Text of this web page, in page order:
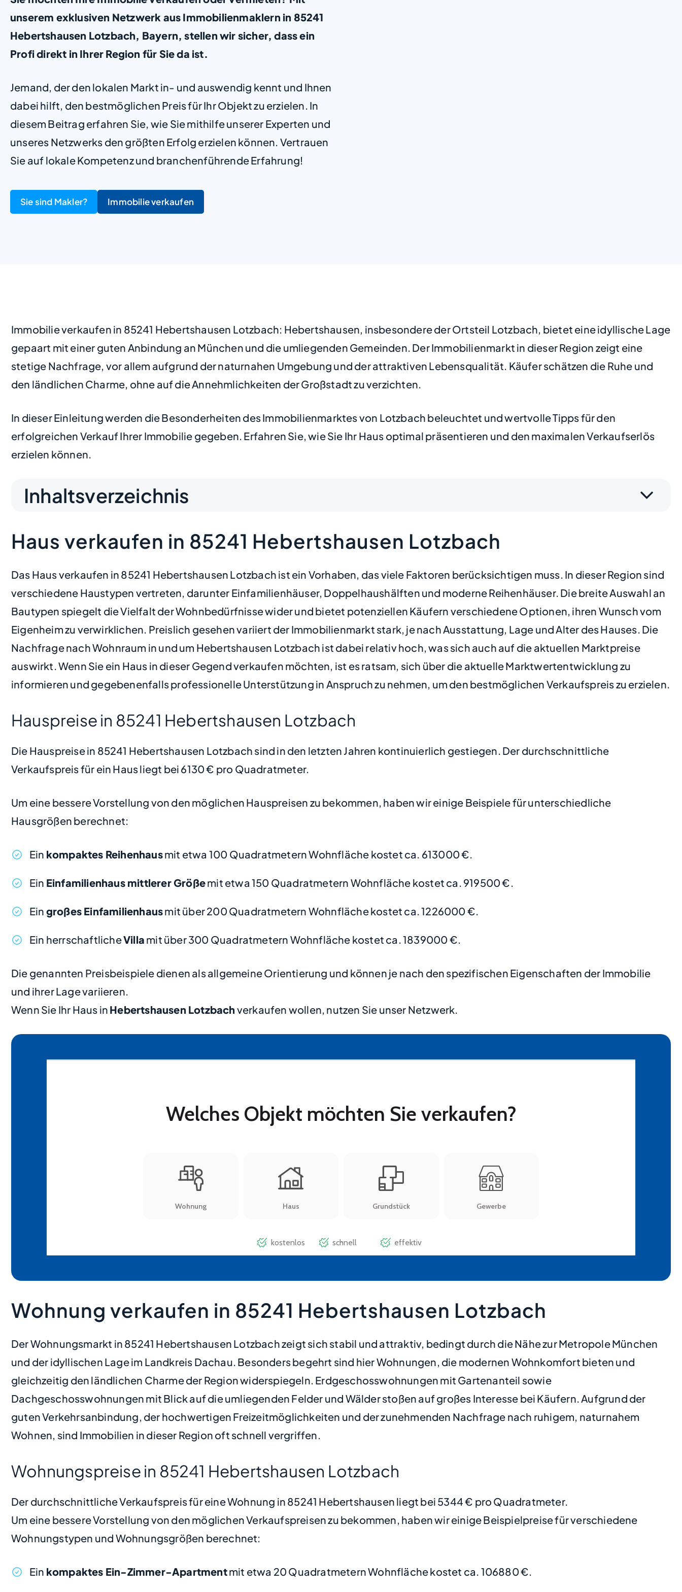
unserem exklusiven Netzwerk aus Immobilienmaklern in 85241
Hebertshausen Lotzbach, Bayern, stellen wir sicher, dass ein
Profi direkt in Ihrer Region für Sie da ist.
Jemand, der den lokalen Markt in- und auswendig kennt und Ihnen
dabei hilft, den bestmöglichen Preis für Ihr Objekt zu erzielen. In
diesem Beitrag erfahren Sie, wie Sie mithilfe unserer Experten und
unseres Netzwerks den größten Erfolg erzielen können. Vertrauen
Sie auf lokale Kompetenz und branchenführende Erfahrung!
Sie sind Makler? Immobilie verkaufen
Immobilie verkaufen in 85241 Hebertshausen Lotzbach: Hebertshausen, insbesondere der Ortsteil Lotzbach, bietet eine idyllische Lage
gepaart mit einer guten Anbindung an München und die umliegenden Gemeinden. Der Immobilienmarkt in dieser Region zeigt eine
stetige Nachfrage, vor allem aufgrund der naturnahen Umgebung und der attraktiven Lebensqualität. Käufer schätzen die Ruhe und
den ländlichen Charme, ohne auf die Annehmlichkeiten der Großstadt zu verzichten.
In dieser Einleitung werden die Besonderheiten des Immobilienmarktes von Lotzbach beleuchtet und wertvolle Tipps für den
erfolgreichen Verkauf Ihrer Immobilie gegeben. Erfahren Sie, wie Sie Ihr Haus optimal präsentieren und den maximalen Verkaufserlös
erzielen können.
Inhaltsverzeichnis
Haus verkaufen in 85241 Hebertshausen Lotzbach
Das Haus verkaufen in 85241 Hebertshausen Lotzbach ist ein Vorhaben, das viele Faktoren berücksichtigen muss. In dieser Region sind
verschiedene Haustypen vertreten, darunter Einfamilienhäuser, Doppelhaushälften und moderne Reihenhäuser. Die breite Auswahl an
Bautypen spiegelt die Vielfalt der Wohnbedürfnisse wider und bietet potenziellen Käufern verschiedene Optionen, ihren Wunsch vom
Eigenheim zu verwirklichen. Preislich gesehen variiert der Immobilienmarkt stark, je nach Ausstattung, Lage und Alter des Hauses. Die
Nachfrage nach Wohnraum in und um Hebertshausen Lotzbach ist dabei relativ hoch, was sich auch auf die aktuellen Marktpreise
auswirkt. Wenn Sie ein Haus in dieser Gegend verkaufen möchten, ist es ratsam, sich über die aktuelle Marktwertentwicklung zu
informieren und gegebenenfalls professionelle Unterstützung in Anspruch zu nehmen, um den bestmöglichen Verkaufspreis zu erzielen.
Hauspreise in 85241 Hebertshausen Lotzbach
Die Hauspreise in 85241 Hebertshausen Lotzbach sind in den letzten Jahren kontinuierlich gestiegen. Der durchschnittliche
Verkaufspreis für ein Haus liegt bei 6130 € pro Quadratmeter.
Um eine bessere Vorstellung von den möglichen Hauspreisen zu bekommen, haben wir einige Beispiele für unterschiedliche
Hausgrößen berechnet:
Ein kompaktes Reihenhausmit etwa 100 Quadratmetern Wohnfläche kostet ca. 613000 €.
Ein Einfamilienhaus mittlerer Größemit etwa 150 Quadratmetern Wohnfläche kostet ca. 919500 €.
Ein großes Einfamilienhausmit über 200 Quadratmetern Wohnfläche kostet ca. 1226000 €.
Ein herrschaftlicheVilla mit über 300 Quadratmetern Wohnfläche kostet ca. 1839000 €.
Die genannten Preisbeispiele dienen als allgemeine Orientierung und können je nach den spezifischen Eigenschaften der Immobilie
und ihrer Lage variieren.
Wenn Sie Ihr Haus in Hebertshausen Lotzbach verkaufen wollen, nutzen Sie unser Netzwerk.
Wohnung verkaufen in 85241 Hebertshausen Lotzbach
Der Wohnungsmarkt in 85241 Hebertshausen Lotzbach zeigt sich stabil und attraktiv, bedingt durch die Nähe zur Metropole München
und der idyllischen Lage im Landkreis Dachau. Besonders begehrt sind hier Wohnungen, die modernen Wohnkomfort bieten und
gleichzeitig den ländlichen Charme der Region widerspiegeln. Erdgeschosswohnungen mit Gartenanteil sowie
Dachgeschosswohnungen mit Blick auf die umliegenden Felder und Wälder stoßen auf großes Interesse bei Käufern. Aufgrund der
guten Verkehrsanbindung, der hochwertigen Freizeitmöglichkeiten und der zunehmenden Nachfrage nach ruhigem, naturnahem
Wohnen, sind Immobilien in dieser Region oft schnell vergriffen.
Wohnungspreise in 85241 Hebertshausen Lotzbach
Der durchschnittliche Verkaufspreis für eine Wohnung in 85241 Hebertshausen liegt bei 5344 € pro Quadratmeter.
Um eine bessere Vorstellung von den möglichen Verkaufspreisen zu bekommen, haben wir einige Beispielpreise für verschiedene
Wohnungstypen und Wohnungsgrößen berechnet:
Ein kompaktes Ein-Zimmer-Apartmentmit etwa 20 Quadratmetern Wohnfläche kostet ca. 106880 €.